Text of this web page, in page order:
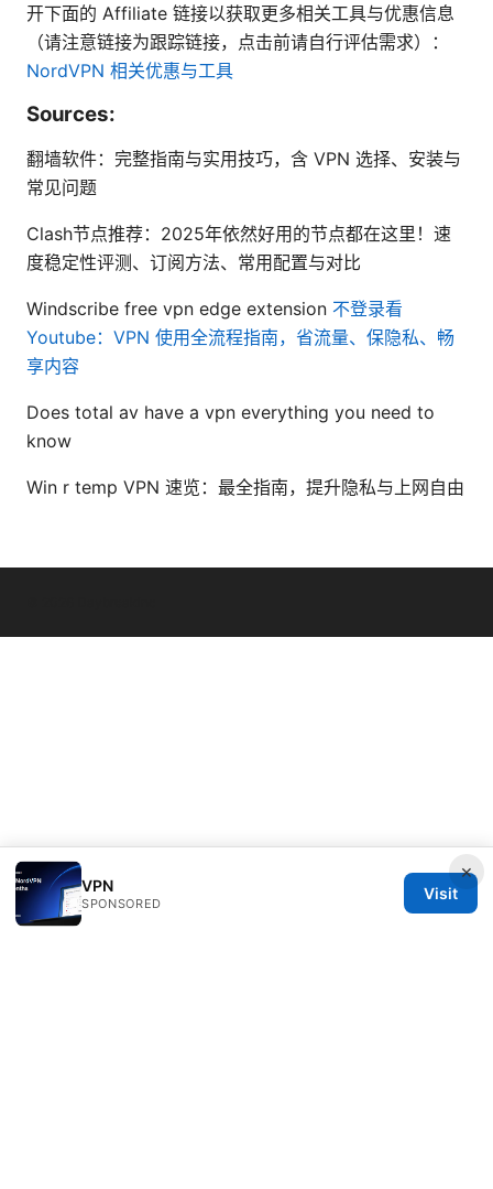
开下面的 Affiliate 链接以获取更多相关工具与优惠信息
（请注意链接为跟踪链接，点击前请自行评估需求）：
NordVPN 相关优惠与工具
Sources:
翻墙软件：完整指南与实用技巧，含 VPN 选择、安装与
常见问题
Clash节点推荐：2025年依然好用的节点都在这里！速
度稳定性评测、订阅方法、常用配置与对比
Windscribe free vpn edge extension 不登录看
Youtube：VPN 使用全流程指南，省流量、保隐私、畅
享内容
Does total av have a vpn everything you need to
know
Win r temp VPN 速览：最全指南，提升隐私与上网自由
×
VPN
SPONSORED
Visit